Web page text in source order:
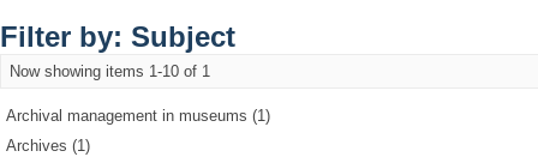
Filter by: Subject
Now showing items 1-10 of 1
Archival management in museums (1)
Archives (1)